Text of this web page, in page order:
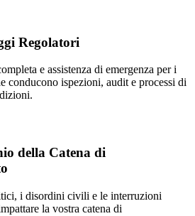
Regolatori
e assistenza di emergenza per i
conducono ispezioni, audit e processi di
della Catena di
i disordini civili e le interruzioni
la vostra catena di